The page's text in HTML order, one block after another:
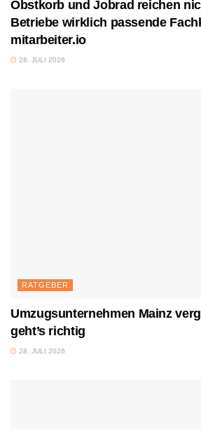
Obstkorb und Jobrad reichen
Betriebe wirklich passende
mitarbeiter.io
28. JULI 2026
RATGEBER
Umzugsunternehmen Mainz
geht’s richtig
28. JULI 2026